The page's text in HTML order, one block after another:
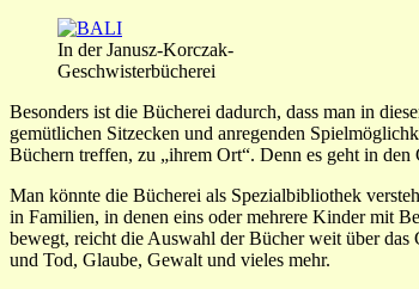
In der Janusz-Korczak-
Geschwisterbücherei
Besonders ist die Bücherei dadurch, dass man in
gemütlichen Sitzecken und anregenden
Büchern treffen, zu „ihrem Ort“. Denn es geht in
Man könnte die Bücherei als Spezialbibliothek
in Familien, in denen eins oder mehrere Kinder mit
bewegt, reicht die Auswahl der Bücher weit über
und Tod, Glaube, Gewalt und vieles mehr.